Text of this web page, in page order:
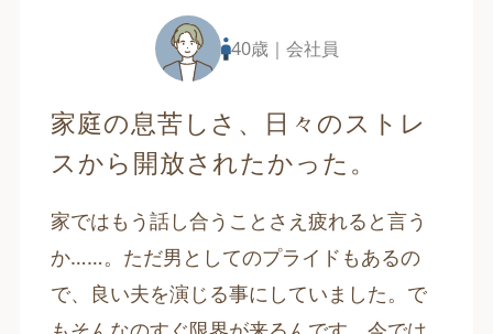
40歳｜会社員
家庭の息苦しさ、日々のストレ
スから開放されたかった。
家ではもう話し合うことさえ疲れると言う
か……。ただ男としてのプライドもあるの
で、良い夫を演じる事にしていました。で